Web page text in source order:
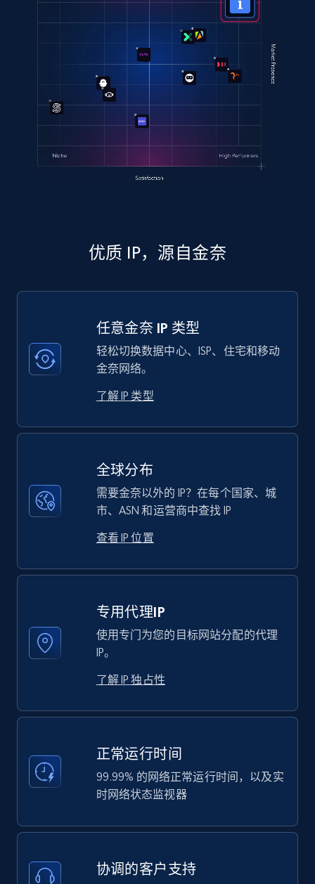
优质 IP，源自金奈
任意金奈 IP 类型
轻松切换数据中心、ISP、住宅和移动
金奈网络。
了解 IP 类型
全球分布
需要金奈以外的 IP？在每个国家、城
市、ASN 和运营商中查找 IP
查看 IP 位置
专用代理IP
使用专门为您的目标网站分配的代理
IP。
了解 IP 独占性
正常运行时间
99.99% 的网络正常运行时间，以及实
时网络状态监视器
协调的客户支持